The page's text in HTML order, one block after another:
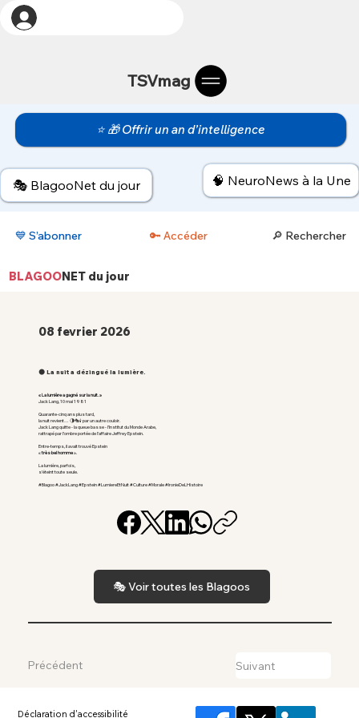
TSVmag
💙 S’abonner 🔑 Accéder 🔎 Rechercher
🎭 BlagooNet du jour
⭐ 🎁 Offrir un an d’intelligence
🧠 NeuroNews à la Une
BLAGOONETdu jour
08 fevrier 2026
🌑 La nuit a dézingué la lumière.
« La lumière a gagné sur la nuit. »
Jack Lang, 10 mai 1981
Quarante-cinq ans plus tard,
la nuit revient… 🌗🎭🕯️ par un autre couloir.
Jack Lang quitte - la queue basse - l’Institut du Monde Arabe,
rattrapé par l’ombre portée de l’affaire Jeffrey Epstein.
Entre-temps, il avait trouvé Epstein
«très bel homme».
La lumière, parfois,
s’éteint toute seule.
#Blagoo #JackLang #Epstein #LumiereEtNuit #Culture #Morale #IronieDeLHistoire
🎭 Voir toutes les Blagoos
Précédent Suivant
Déclaration d'accessibilité